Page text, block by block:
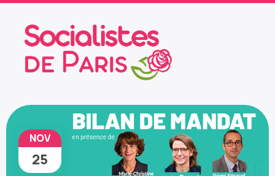
NOV
25